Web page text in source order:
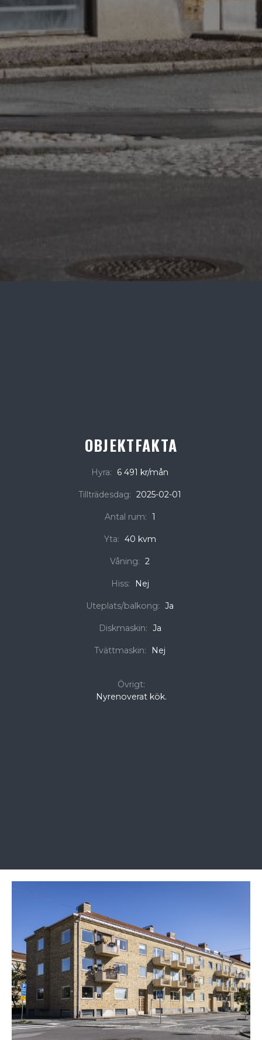
OBJEKTFAKTA
Hyra: 6 491 kr/mån
Tillträdesdag: 2025-02-01
Antal rum: 1
Yta: 40 kvm
Våning: 2
Hiss: Nej
Uteplats/balkong: Ja
Diskmaskin: Ja
Tvättmaskin: Nej
Övrigt:
Nyrenoverat kök.